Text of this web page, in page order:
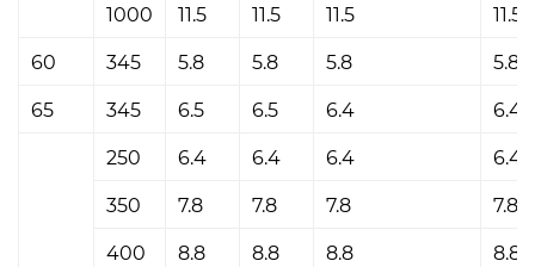
1000
11.5 11.5 11.5
11.5
60
345 5.8 5.8 5.8
5.8
65
345 6.5 6.5 6.4 6.4
250 6.4 6.4 6.4
6.4
350
7.8 7.8 7.8
7.8
400
8.8 8.8 8.8
8.8